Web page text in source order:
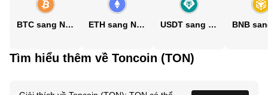
BTC sang NAD ETH sang NAD USDT sang NAD
Tìm hiểu thêm về Toncoin (TON)